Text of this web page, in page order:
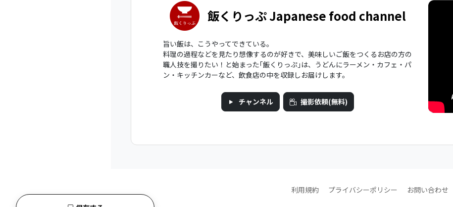
飯くりっぷ Japanese food channel
旨い飯は、こうやってできている。
料理の過程などを見たり想像するのが好きで、美味しいご飯をつくるお店の方の
職人技を撮りたい！と始まった｢飯くりっぷ｣は、うどんにラーメン・カフェ・パ
ン・キッチンカーなど、飲食店の中を収録しお届けします。
チャンネル 撮影依頼(無料)
利用規約 プライバシーポリシー お問い合わせ